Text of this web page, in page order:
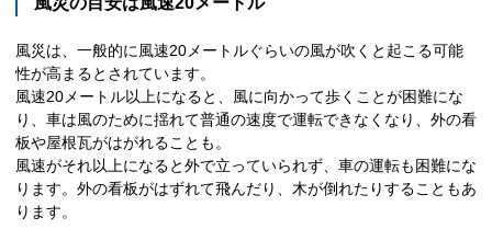
風災は、一般的に風速20メートルぐらいの風が吹くと起こる可能
性が高まるとされています。
風速20メートル以上になると、風に向かって歩くことが困難にな
り、車は風のために揺れて普通の速度で運転できなくなり、外の看
板や屋根瓦がはがれることも。
風速がそれ以上になると外で立っていられず、車の運転も困難にな
ります。外の看板がはずれて飛んだり、木が倒れたりすることもあ
ります。